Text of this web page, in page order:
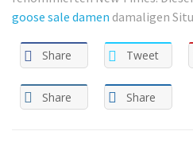
goose sale damen damaligen
Share Tweet
Share Share